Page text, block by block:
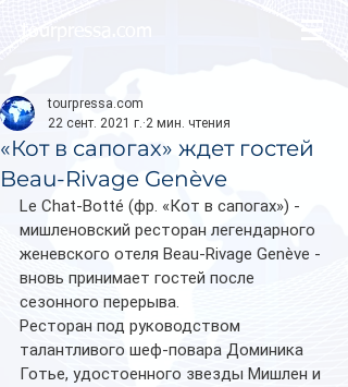
«Кот в сапогах» ждет гостей
Beau-Rivage Genève
tourpressa.com
22 сент. 2021 г. 2 мин. чтения
Le Chat-Botté (фр. «Кот в сапогах») -
мишленовский ресторан легендарного
женевского отеля Beau-Rivage Genève -
вновь принимает гостей после
сезонного перерыва.
Ресторан под руководством
талантливого шеф-повара Доминика
Готье, удостоенного звезды Мишлен и